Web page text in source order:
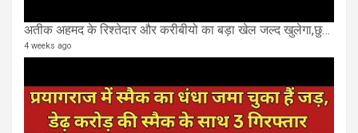
अतीक अहमद के रिश्तेदार और करीबीयो का बड़ा खेल जल्द खुलेगा,छुप कर करोड़ो कमाने वाले SIT के राडार पर
4 weeks ago